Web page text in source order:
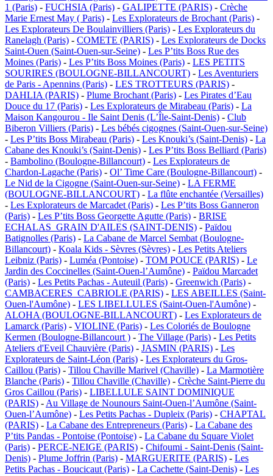
1 (Paris) - FUCHSIA (Paris) - GALIPETTE (PARIS) - Crèche
Marie Ernest May ( Paris) - Les Explorateurs de Brochant (Paris) -
Les Explorateurs De Boulainvilliers (Paris) - Les Explorateurs du
Ranelagh (Paris) - COMETE (PARIS) - Les Explorateurs de Docks
Saint-Ouen (Saint-Ouen-sur-Seine) - Les P’tits Boss Rue des
Moines (Paris) - Les P’tits Boss Moines (Paris) - LES PETITS
SOURIRES (BOULOGNE-BILLANCOURT) - Les Aventuriers
de Paris - Apennins (Paris) - LES TROTTEURS (PARIS) -
DAHLIA (PARIS) - Plume Brochant (Paris) - Les Pirates d’Eau
Douce du 17 (Paris) - Les Explorateurs de Mirabeau (Paris) - La
Maison Kangourou - Ile Saint Denis (L’Île-Saint-Denis) - Club
Biberon Villiers (Paris) - Les bébés cigognes (Saint-Ouen-sur-Seine)
- Les P’tits Boss Mirabeau (Paris) - Les Knouki’s (Saint-Denis) - La
Cabane des Knouki’s (Saint-Denis) - Les P’tits Boss Belliard (Paris)
- Bambolino (Boulogne-Billancourt) - Les Explorateurs de
Chardon-Lagache (Paris) - Ol’ Time Care (Boulogne-Billancourt) -
Le Nid de la Cigogne (Saint-Ouen-sur-Seine) - LA FERME
(BOULOGNE-BILLANCOURT) - La flûte enchantée (Versailles)
- Les Explorateurs de Marcadet (Paris) - Les P’tits Boss Ganneron
(Paris) - Les P’tits Boss Georgette Agutte (Paris) - BRISE
ECHALAS_GRAIN D'AILES (SAINT-DENIS) - Païdou
Batignolles (Paris) - La Cabane de Marcel Sembat (Boulogne-
Billancourt) - Koala Kids - Sèvres (Sèvres) - Les Petits Ateliers
Leibniz (Paris) - Luméa (Pontoise) - TOM POUCE (PARIS) - Le
Jardin des Coccinelles (Saint-Ouen-l’Aumône) - Païdou Marcadet
(Paris) - Les Petits Pachas - Auteuil (Paris) - Greenwich (Paris) -
CAMBACERES_CABRIOLE (PARIS) - LES ABEILLES (Saint-
Ouen-l'Aumône) - LES LIBELLULES (Saint-Ouen-l'Aumône) -
ALOHA (BOULOGNE-BILLANCOURT) - Les Explorateurs de
Lamarck (Paris) - VIOLINE (Paris) - Les Coloriés de Boulogne
Kermen (Boulogne-Billancourt ) - The Village (Paris) - Les Petits
Ateliers d'Eveil Chauvière (Paris) - JASMIN (PARIS) - Les
Explorateurs de Saint-Léon (Paris) - Les Explorateurs du Gros-
Caillou (Paris) - Tillou Chaville Marivel (Chaville) - La Marmotière
Blanche (Paris) - Tillou Chaville (Chaville) - Crèche Saint-Pierre du
Gros Caillou (Paris) - LIBELLULE SAINT DOMINIQUE
(PARIS) - Au Village de Nounours Saint-Ouen-l’Aumône (Saint-
Ouen-l’Aumône) - Les Petits Pachas - Dupleix (Paris) - CHAPTAL
(PARIS) - La Cabane des Entrepreneurs (Paris) - La Cabane des
P’tits Pandas - Pontoise (Pontoise) - La Cabane du Square Violet
(Paris) - PERCE-NEIGE (PARIS) - Chifoumi - Saint-Denis (Saint-
Denis) - Plume Joffrin (Paris) - MARGUERITE (PARIS) - Les
Petits Pachas - Boucicaut (Paris) - La Cachette (Saint-Denis) - Les